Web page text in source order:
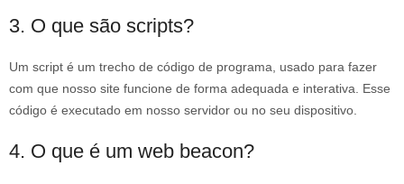
3. O que são scripts?
Um script é um trecho de código de programa, usado para fazer
com que nosso site funcione de forma adequada e interativa. Esse
código é executado em nosso servidor ou no seu dispositivo.
4. O que é um web beacon?